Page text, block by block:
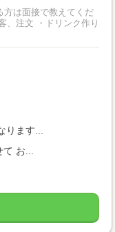
方は面接で教えてくだ
ります...
て お...